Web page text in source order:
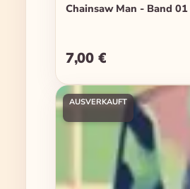
Chainsaw Man - Band 01
Regulärer Preis:
7,00 €
AUSVERKAUFT